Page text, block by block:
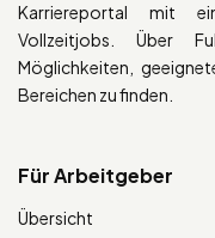
Karriereportal mit
Vollzeitjobs. Über
Möglichkeiten,
Bereichen zu finden.
Für Arbeitgeber
Übersicht